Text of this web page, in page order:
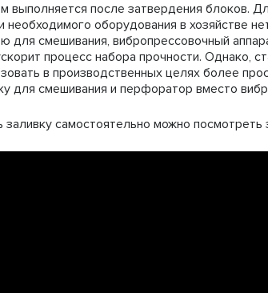
выполняется после затвердения блоков.
необходимого оборудования в хозяйстве
для смешивания, вибропрессовочный
процесс набора прочности. Однако,
в производственных целях более
для смешивания и перфоратор вместо
заливку самостоятельно можно посмотреть